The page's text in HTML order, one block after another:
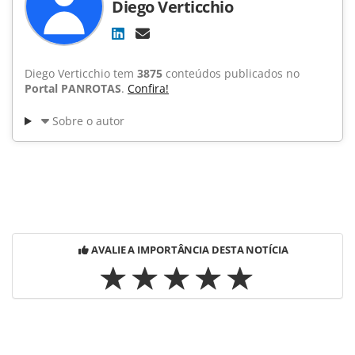
Diego Verticchio
Diego Verticchio tem 3875 conteúdos publicados no
Portal PANROTAS. Confira!
Sobre o autor
AVALIE A IMPORTÂNCIA DESTA NOTÍCIA